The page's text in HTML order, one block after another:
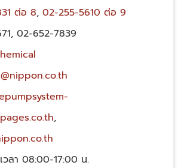
ต่อ 8, 02-255-5610 ต่อ 9
, 02-652-7839
,
วลา 08:00-17:00 น.